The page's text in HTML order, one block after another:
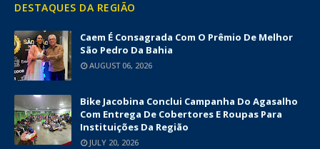
DESTAQUES DA REGIÃO
Caem É Consagrada Com O Prêmio De Melhor
São Pedro Da Bahia
AUGUST 06, 2026
Bike Jacobina Conclui Campanha Do Agasalho
Com Entrega De Cobertores E Roupas Para
Instituições Da Região
JULY 20, 2026